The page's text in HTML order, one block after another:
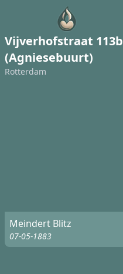
Vijverhofstraat 113b
(Agniesebuurt)
Rotterdam
Meindert Blitz
07-05-1883